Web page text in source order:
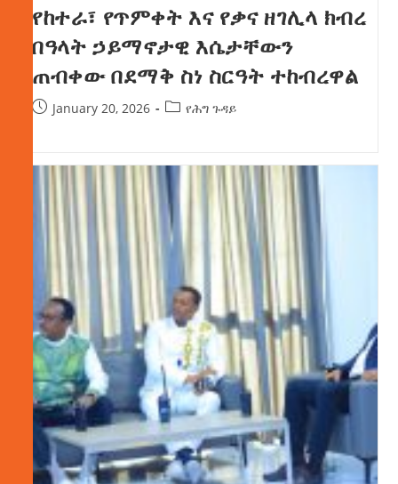
የከተራ፣ የጥምቀት እና የቃና ዘገሊላ ክብረ
በዓላት ኃይማኖታዊ እሴታቸውን
ጠብቀው በደማቅ ስነ ስርዓት ተከብረዋል
January 20, 2026 የሕግ ጉዳይ